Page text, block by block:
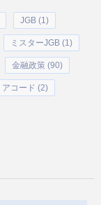
JGB (1)
ミスターJGB (1)
金融政策 (90)
アコード (2)